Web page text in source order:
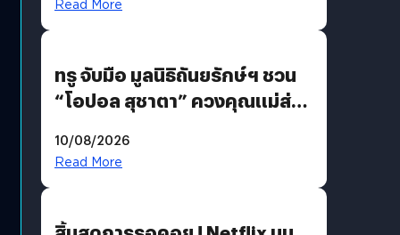
Read More
ทรู จับมือ มูลนิธิถันยรักษ์ฯ ชวน
“โอปอล สุชาตา” ควงคุณแม่ส่ง
เติมเต็มความหมายวันแม่ปีนี้
10/08/2026
Read More